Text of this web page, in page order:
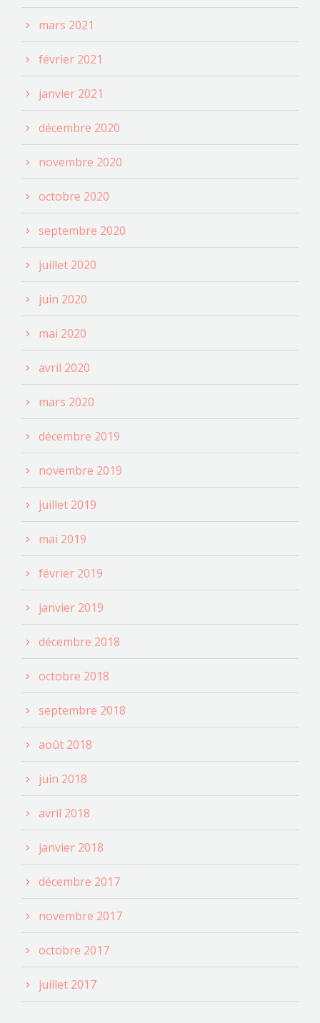
mars 2021
février 2021
janvier 2021
décembre 2020
novembre 2020
octobre 2020
septembre 2020
juillet 2020
juin 2020
mai 2020
avril 2020
mars 2020
décembre 2019
novembre 2019
juillet 2019
mai 2019
février 2019
janvier 2019
décembre 2018
octobre 2018
septembre 2018
août 2018
juin 2018
avril 2018
janvier 2018
décembre 2017
novembre 2017
octobre 2017
juillet 2017